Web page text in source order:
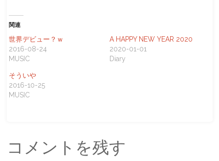
関連
世界デビュー？ｗ
2016-08-24
MUSIC
A HAPPY NEW YEAR 2020
2020-01-01
Diary
そういや
2016-10-25
MUSIC
コメントを残す